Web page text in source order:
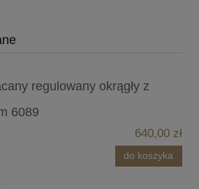
regulowany okrągły z
6089
640,00 zł
do koszyka